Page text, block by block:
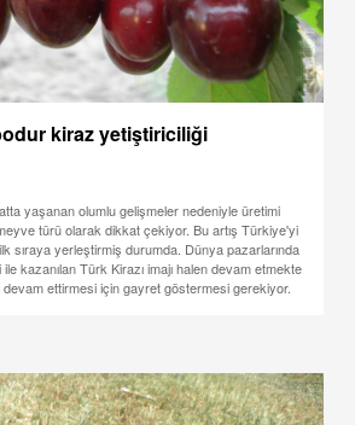
kiraz yetiştiriciliği
yaşanan olumlu gelişmeler nedeniyle üretimi
türü olarak dikkat çekiyor. Bu artış Türkiye'yi
sıraya yerleştirmiş durumda. Dünya pazarlarında
kazanılan Türk Kirazı imajı halen devam etmekte
devam ettirmesi için gayret göstermesi gerekiyor.